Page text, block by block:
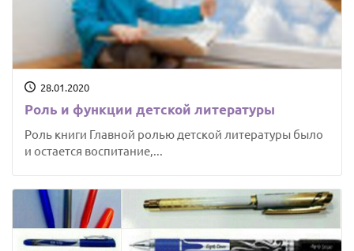
28.01.2020
Роль и функции детской литературы
Роль книги Главной ролью детской литературы было
и остается воспитание,...